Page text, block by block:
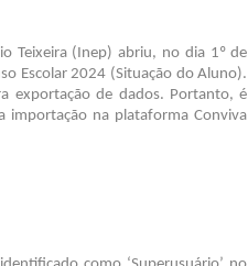
Teixeira (Inep) abriu, no dia 1º de
Escolar 2024 (Situação do Aluno).
exportação de dados. Portanto, é
importação na plataforma Conviva